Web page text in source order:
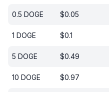
0.5 DOGE $0.05
1 DOGE $0.1
5 DOGE $0.49
10 DOGE $0.97